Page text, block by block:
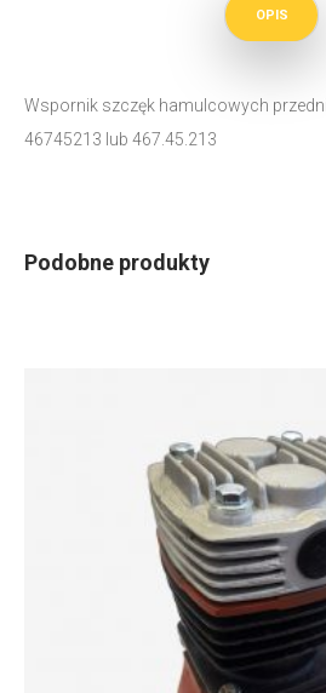
OPIS
Wspornik szczęk hamulcowych
46745213 lub 467.45.213
Podobne produkty